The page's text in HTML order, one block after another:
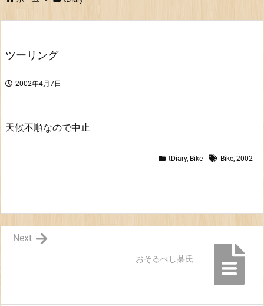
ツーリング
2002年4月7日
天候不順なので中止
tDiary, Bike Bike, 2002
おそるべし某氏
Next